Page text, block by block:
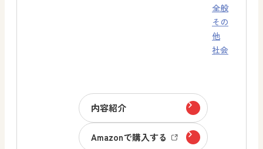
全般
その
他
社会
内容紹介
Amazonで購入する